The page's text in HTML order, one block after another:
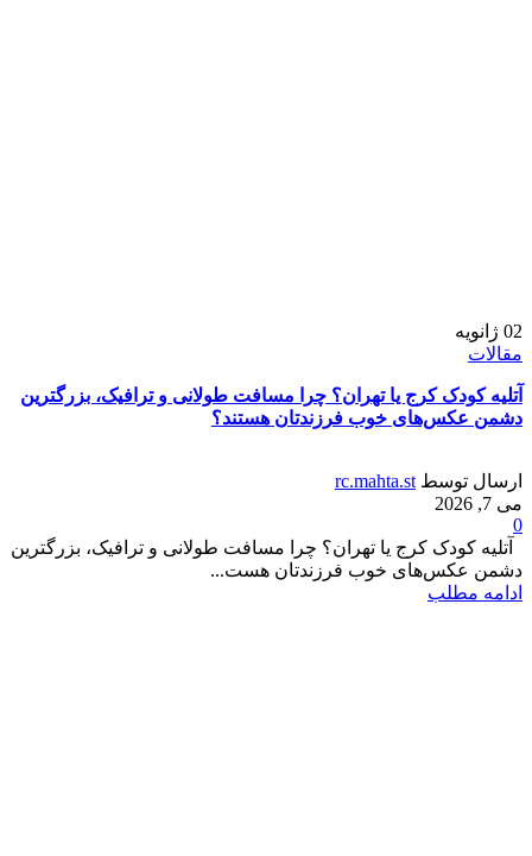
02 ژانویه
مقالات
آتلیه کودک کرج یا تهران؟ چرا مسافت طولانی و ترافیک، بزرگترین
دشمن عکس‌های خوب فرزندتان هستند؟
ارسال توسط rc.mahta.st
می 7, 2026
0
آتلیه کودک کرج یا تهران؟ چرا مسافت طولانی و ترافیک، بزرگترین
دشمن عکس‌های خوب فرزندتان هست...
ادامه مطلب